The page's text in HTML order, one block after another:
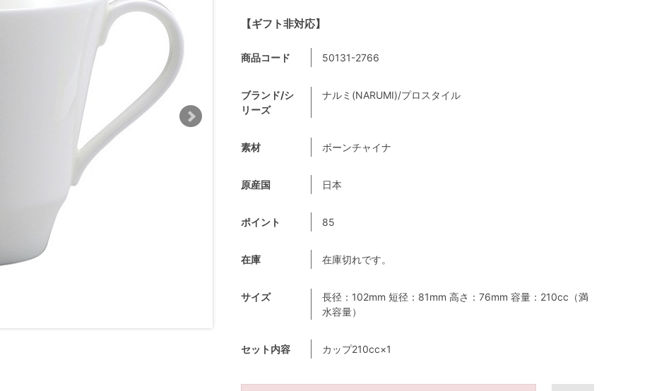
【ギフト非対応】
商品コード 50131-2766
ブランド/シ
リーズ
ナルミ(NARUMI)/プロスタイル
素材 ボーンチャイナ
原産国 日本
ポイント 85
在庫 在庫切れです。
サイズ
長径：102mm 短径：81mm 高さ：76mm 容量：210cc（満
水容量）
セット内容 カップ210cc×1